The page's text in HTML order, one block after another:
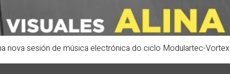
nova sesión de música electrónica do ciclo Modulartec-Vortex